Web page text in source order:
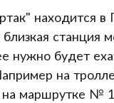
находится в
станция
нужно будет
на
маршрутке №